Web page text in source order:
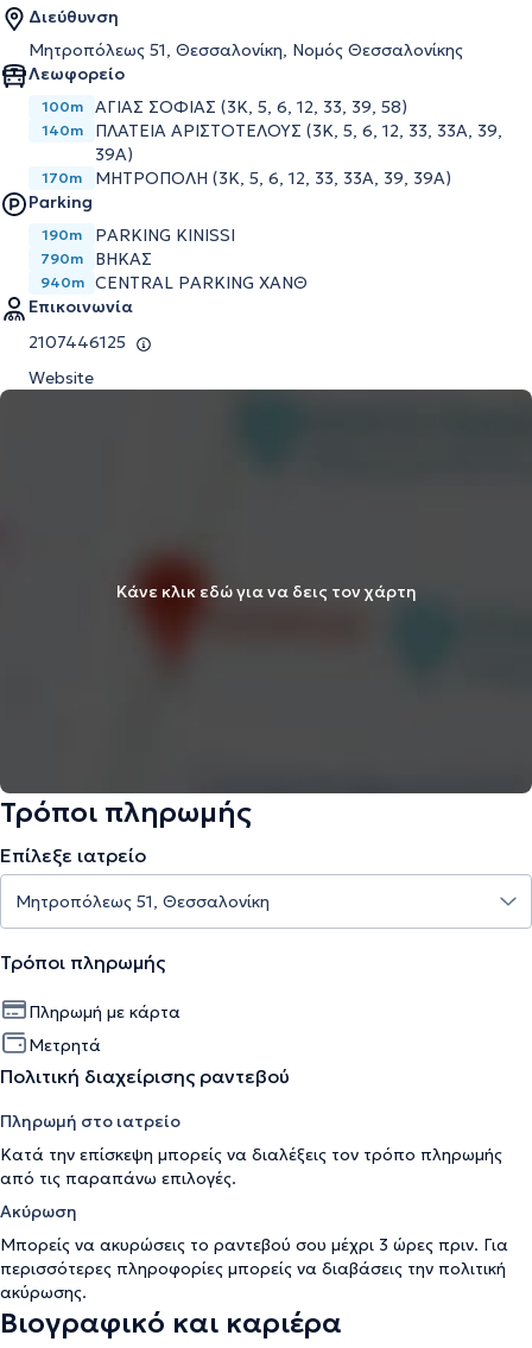
Διεύθυνση
Μητροπόλεως 51, Θεσσαλονίκη, Νομός Θεσσαλονίκης
Λεωφορείο
100m ΑΓΙΑΣ ΣΟΦΙΑΣ (3Κ, 5, 6, 12, 33, 39, 58)
140m
ΠΛΑΤΕΙΑ ΑΡΙΣΤΟΤΕΛΟΥΣ (3Κ, 5, 6, 12, 33, 33Α, 39,
39Α)
170m
ΜΗΤΡΟΠΟΛΗ (3Κ, 5, 6, 12, 33, 33Α, 39, 39Α)
Parking
190m PARKING KINISSI
790m ΒΗΚΑΣ
940m
CENTRAL PARKING ΧΑΝΘ
Επικοινωνία
2107446125
Website
Κάνε κλικ εδώ για να δεις τον χάρτη
Τρόποι πληρωμής
Επίλεξε ιατρείο
Τρόποι πληρωμής
Πληρωμή με κάρτα
Μετρητά
Πολιτική διαχείρισης ραντεβού
Πληρωμή στο ιατρείο
Κατά την επίσκεψη μπορείς να διαλέξεις τον τρόπο πληρωμής
από τις παραπάνω επιλογές.
Ακύρωση
Μπορείς να ακυρώσεις το ραντεβού σου μέχρι 3 ώρες πριν. Για
περισσότερες πληροφορίες μπορείς να διαβάσεις την πολιτική
ακύρωσης.
Βιογραφικό και καριέρα